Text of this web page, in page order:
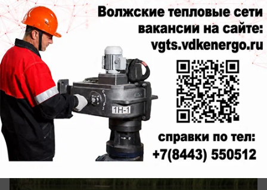
сегодня в 09:00 0
Общество
Синоптики обещают солнечный и
теплый четверг в Волжском
Август радует солнцем